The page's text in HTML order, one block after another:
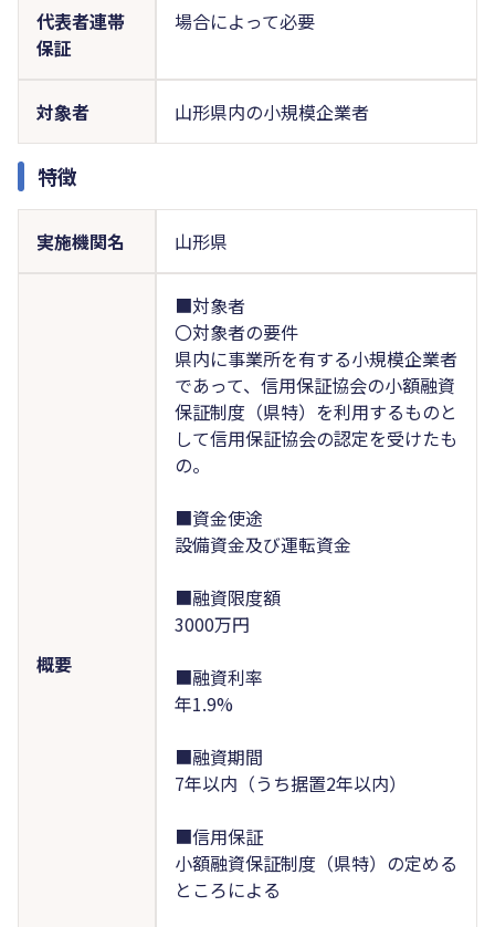
代表者連帯
保証
場合によって必要
対象者 山形県内の小規模企業者
特徴
実施機関名 山形県
概要
■対象者
〇対象者の要件
県内に事業所を有する小規模企業者
であって、信用保証協会の小額融資
保証制度（県特）を利用するものと
して信用保証協会の認定を受けたも
の。
■資金使途
設備資金及び運転資金
■融資限度額
3000万円
■融資利率
年1.9%
■融資期間
7年以内（うち据置2年以内）
■信用保証
小額融資保証制度（県特）の定める
ところによる